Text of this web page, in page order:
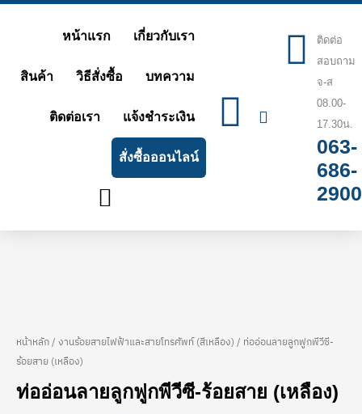
content
หน้าแรก เกี่ยวกับเรา
สินค้า วิธีสั่งซื้อ บทความ
ติดต่อเรา แจ้งชำระเงิน
สั่งซื้อออนไลน์
ติดต่อ
สอบถาม
จ-ส
08.00-
17.30น.
063-
686-
2900
หน้าหลัก / งานร้อยสายไฟฟ้าและสายโทรศัพท์ (สีเหลือง) / ท่ออ่อนลายลูกฟูกพีวีซี-
ร้อยสาย (เหลือง)
ท่ออ่อนลายลูกฟูกพีวีซี-ร้อยสาย (เหลือง)
Price
range:
จำนวน
อ่อน